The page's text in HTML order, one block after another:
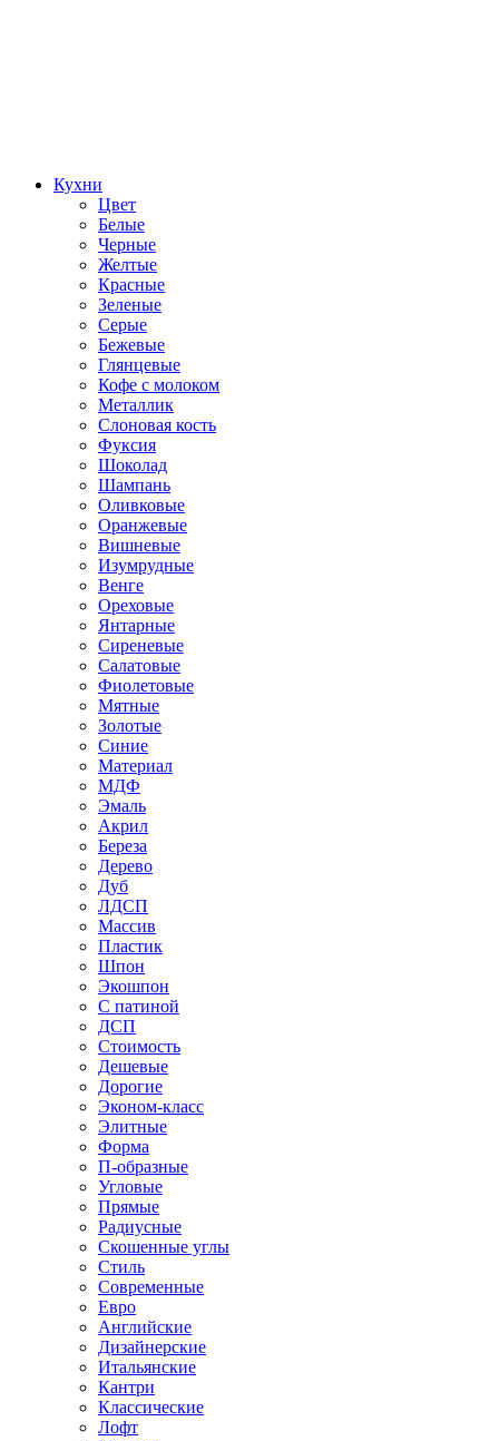
Кухни
Цвет
Белые
Черные
Желтые
Красные
Зеленые
Серые
Бежевые
Глянцевые
Кофе с молоком
Металлик
Слоновая кость
Фуксия
Шоколад
Шампань
Оливковые
Оранжевые
Вишневые
Изумрудные
Венге
Ореховые
Янтарные
Сиреневые
Салатовые
Фиолетовые
Мятные
Золотые
Синие
Материал
МДФ
Эмаль
Акрил
Береза
Дерево
Дуб
ЛДСП
Массив
Пластик
Шпон
Экошпон
С патиной
ДСП
Стоимость
Дешевые
Дорогие
Эконом-класс
Элитные
Форма
П-образные
Угловые
Прямые
Радиусные
Скошенные углы
Стиль
Современные
Евро
Английские
Дизайнерские
Итальянские
Кантри
Классические
Лофт